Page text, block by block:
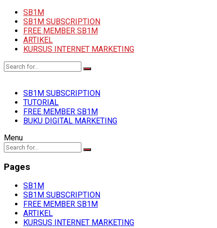
SB1M
SB1M SUBSCRIPTION
FREE MEMBER SB1M
ARTIKEL
KURSUS INTERNET MARKETING
SB1M SUBSCRIPTION
TUTORIAL
FREE MEMBER SB1M
BUKU DIGITAL MARKETING
Menu
Pages
SB1M
SB1M SUBSCRIPTION
FREE MEMBER SB1M
ARTIKEL
KURSUS INTERNET MARKETING